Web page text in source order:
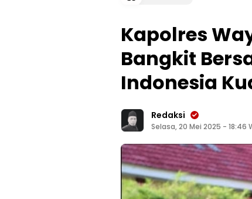
Kapolres
Bangkit
Indonesia
Redaksi
Selasa, 20 Mei 2025 - 18:46